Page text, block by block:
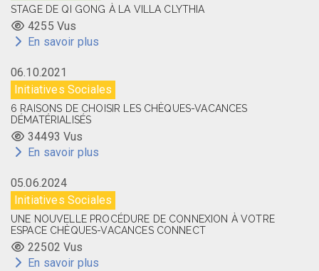
STAGE DE QI GONG À LA VILLA CLYTHIA
4255 Vus
En savoir plus
06.10.2021
Initiatives Sociales
6 RAISONS DE CHOISIR LES CHÈQUES-VACANCES
DÉMATÉRIALISÉS
34493 Vus
En savoir plus
05.06.2024
Initiatives Sociales
UNE NOUVELLE PROCÉDURE DE CONNEXION À VOTRE
ESPACE CHÈQUES-VACANCES CONNECT
22502 Vus
En savoir plus